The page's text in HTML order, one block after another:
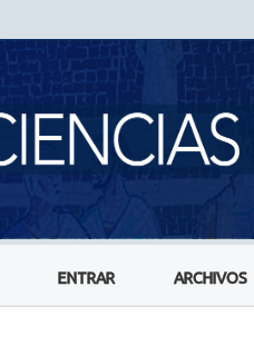
ENTRAR ARCHIVOS